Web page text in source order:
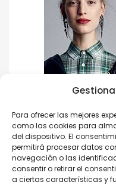
Para ofrecer las mejores
como las cookies para
del dispositivo. El
permitirá procesar datos
navegación o las
consentir o retirar el
a ciertas características y